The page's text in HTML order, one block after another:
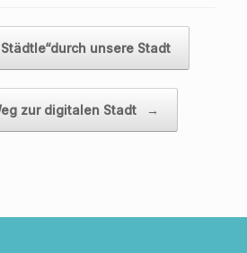
Städtle“durch unsere Stadt
zur digitalen Stadt →